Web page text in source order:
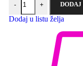
- + DODAJ
Dodaj u listu želja